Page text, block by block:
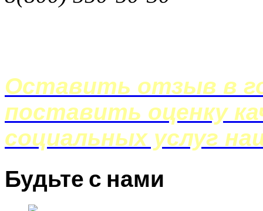
Оставить отзыв в
поставить оценку
социальных услуг
Будьте с нами